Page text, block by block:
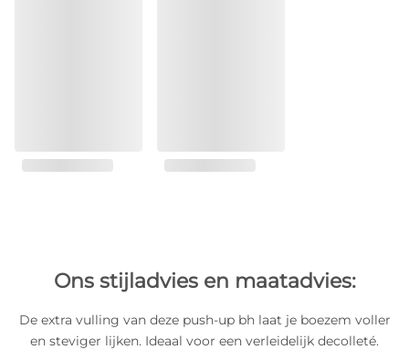
Ons stijladvies en maatadvies:
De extra vulling van deze push-up bh laat je boezem voller
en steviger lijken. Ideaal voor een verleidelijk decolleté.